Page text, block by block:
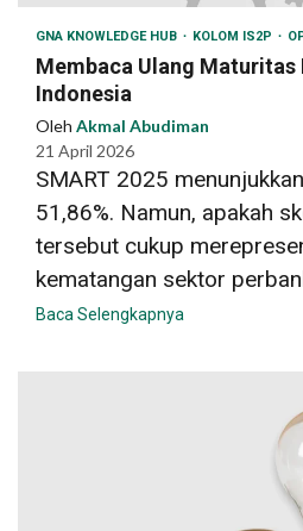
GNA KNOWLEDGE HUB KOLOM IS2P
Membaca Ulang Maturitas
Indonesia
Oleh Akmal Abudiman
21 April 2026
SMART 2025
51,86%. Namun, apakah
tersebut cukup
kematangan sektor
Baca Selengkapnya